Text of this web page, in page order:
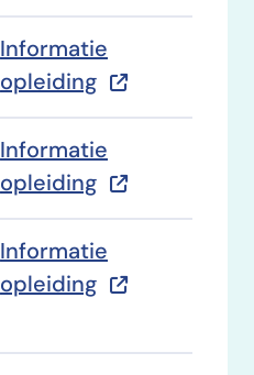
Informatie
opleiding
Informatie
opleiding
Informatie
opleiding